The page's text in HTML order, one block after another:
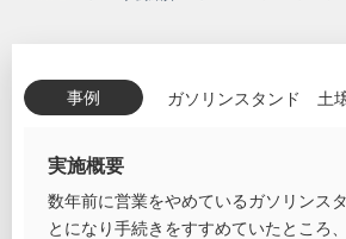
事例 ガソリンスタンド 土
実施概要
数年前に営業をやめているガソリンス
とになり手続きをすすめていたところ